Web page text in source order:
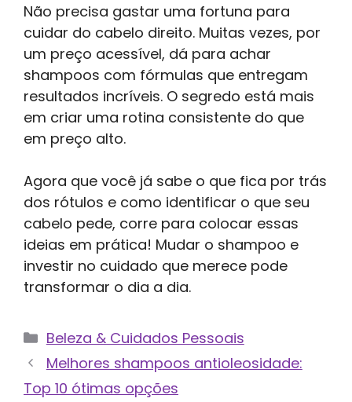
Não precisa gastar uma fortuna para
cuidar do cabelo direito. Muitas vezes, por
um preço acessível, dá para achar
shampoos com fórmulas que entregam
resultados incríveis. O segredo está mais
em criar uma rotina consistente do que
em preço alto.
Agora que você já sabe o que fica por trás
dos rótulos e como identificar o que seu
cabelo pede, corre para colocar essas
ideias em prática! Mudar o shampoo e
investir no cuidado que merece pode
transformar o dia a dia.
Categorias
Beleza & Cuidados Pessoais
Melhores shampoos antioleosidade:
Top 10 ótimas opções